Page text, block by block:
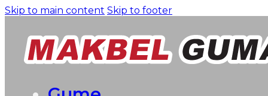
Skip to main content Skip to footer